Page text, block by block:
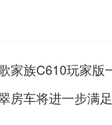
家族C610玩家
房车将进一步满